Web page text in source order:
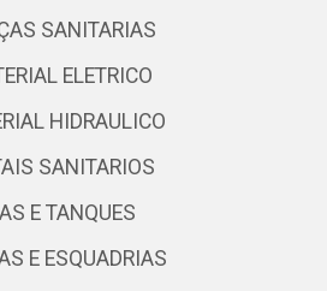
SANITARIAS
ELETRICO
HIDRAULICO
SANITARIOS
E TANQUES
E ESQUADRIAS